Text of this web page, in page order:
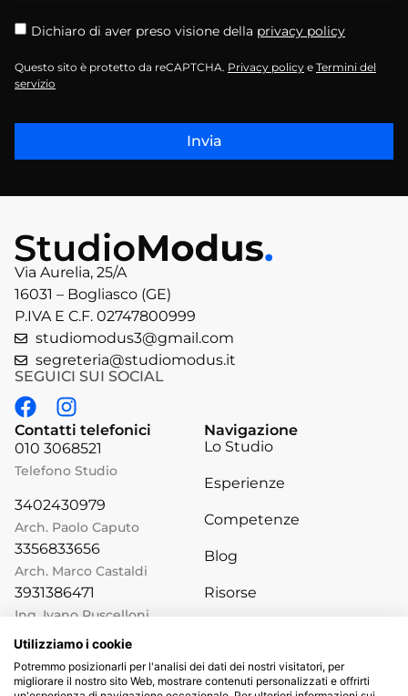
Via Aurelia, 25/A
16031 – Bogliasco (GE)
P.IVA E C.F. 02747800999
studiomodus3@gmail.com
segreteria@studiomodus.it
SEGUICI SUI SOCIAL
Contatti telefonici
010 3068521
Telefono Studio
3402430979
Arch. Paolo Caputo
3356833656
Arch. Marco Castaldi
3931386471
Ing. Ivano Ruscelloni
Navigazione
Lo Studio
Esperienze
Competenze
Blog
Risorse
Privacy Policy|Informativa sui Cookies
Dichiaro di aver preso visione della privacy policy
Questo sito è protetto da reCAPTCHA. Privacy policy e Termini del
servizio
Invia
Utilizziamo i cookie
Potremmo posizionarli per l'analisi dei dati dei nostri visitatori, per
migliorare il nostro sito Web, mostrare contenuti personalizzati e offrirti